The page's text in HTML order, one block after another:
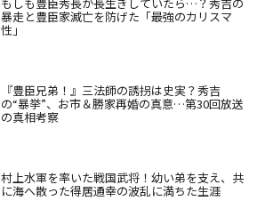
暴走と豊臣家滅亡を防げた「最強のカリスマ
性」
『豊臣兄弟！』三法師の誘拐は史実？秀吉
の“暴挙”、お市＆勝家再婚の真意…第30回放送
の真相考察
村上水軍を率いた戦国武将！幼い弟を支え、共
に海へ散った得居通幸の波乱に満ちた生涯